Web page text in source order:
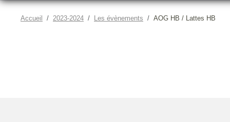
Accueil 2023-2024 Les évènements AOG HB / Lattes HB